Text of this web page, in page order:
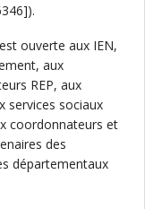
ouverte aux IEN,
aux
REP, aux
services sociaux
coordonnateurs et
des
départementaux